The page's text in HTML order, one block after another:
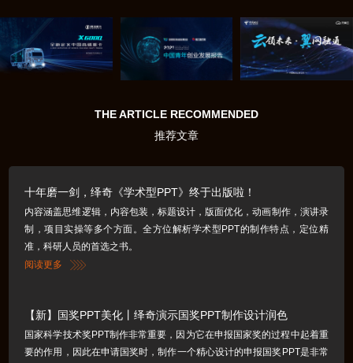
THE ARTICLE RECOMMENDED
推荐文章
十年磨一剑，绎奇《学术型PPT》终于出版啦！
内容涵盖思维逻辑，内容包装，标题设计，版面优化，动画制作，演讲录
制，项目实操等多个方面。全方位解析学术型PPT的制作特点，定位精
准，科研人员的首选之书。
阅读更多
【新】国奖PPT美化丨绎奇演示国奖PPT制作设计润色
国家科学技术奖PPT制作非常重要，因为它在申报国家奖的过程中起着重
要的作用，因此在申请国奖时，制作一个精心设计的申报国奖PPT是非常